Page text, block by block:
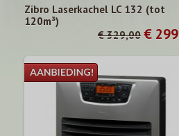
Zibro Laserkachel LC 132 (tot
120m³)
€ 329,00 €